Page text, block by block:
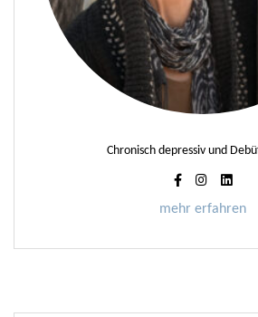
Chronisch depressiv und
mehr erfahren